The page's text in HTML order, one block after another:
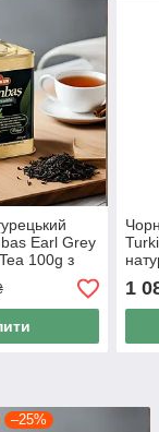
Earl Grey
100g з
без
Tea
1
–25%